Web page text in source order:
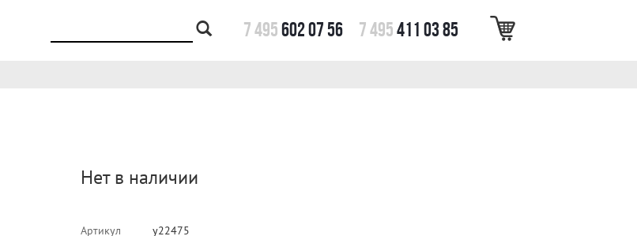
7 495602 07 56 7 495411 03 85
Нет в наличии
Артикул у22475